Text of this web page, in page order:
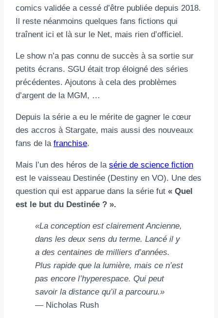
comics validée a cessé d’être publiée depuis 2018.
Il reste néanmoins quelques fans fictions qui
traînent ici et là sur le Net, mais rien d’officiel.
Le show n’a pas connu de succès à sa sortie sur
petits écrans. SGU était trop éloigné des séries
précédentes. Ajoutons à cela des problèmes
d’argent de la MGM, …
Depuis la série a eu le mérite de gagner le cœur
des accros à Stargate, mais aussi des nouveaux
fans de la franchise.
Mais l’un des héros de la série de science fiction
est le vaisseau Destinée (Destiny en VO). Une des
question qui est apparue dans la série fut « Quel
est le but du Destinée ? ».
«La conception est clairement Ancienne,
dans les deux sens du terme. Lancé il y
a des centaines de milliers d’années.
Plus rapide que la lumière, mais ce n’est
pas encore l’hyperespace. Qui peut
savoir la distance qu’il a parcouru.»
— Nicholas Rush